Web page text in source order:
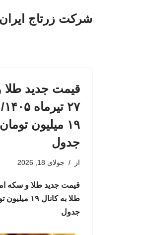
شرکت زرتاج ایران
قیمت جدید طلا
۱۹ میلیون
جدول
از جولای 18, 2026
طلا به کانال
جدول